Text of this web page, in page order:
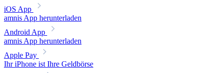
iOS App
amnis App herunterladen
Android App
amnis App herunterladen
Apple Pay
Ihr iPhone ist Ihre Geldbörse